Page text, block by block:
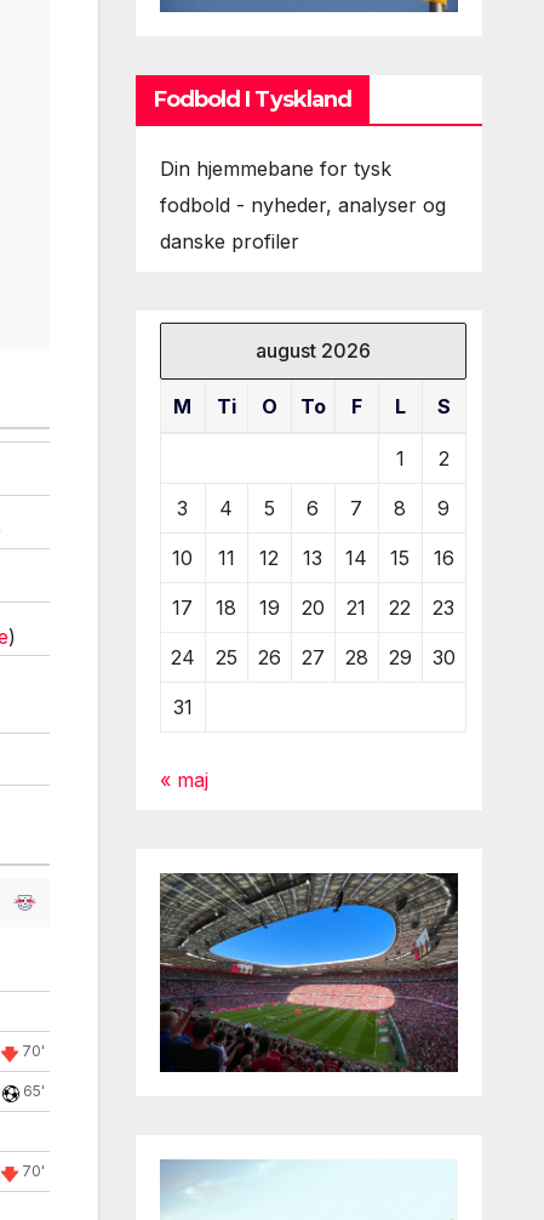
)
70'
65'
70'
Fodbold I Tyskland
Din hjemmebane for tysk
fodbold - nyheder, analyser og
danske profiler
august 2026
M Ti O To F L S
1 2
3 4 5 6 7 8 9
10 11 12 13 14 15 16
17 18 19 20 21 22 23
24 25 26 27 28 29 30
31
« maj